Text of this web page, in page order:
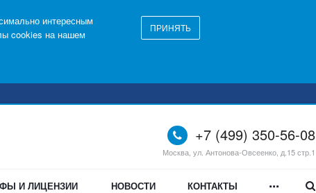
интересным
cookies на нашем
ПРИНЯТЬ
+7 (499) 350-56-08
Москва, ул. Антонова-Овсеенко, д.15 стр.1
И ЛИЦЕНЗИИ НОВОСТИ КОНТАКТЫ ...